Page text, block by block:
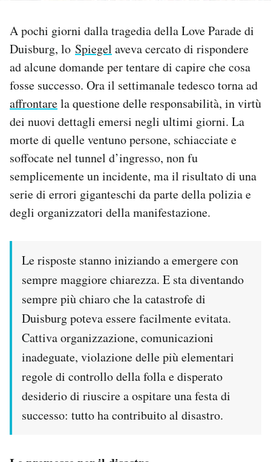
SHOP
CALENDARIO
AREA PERSONALE
Area Personale
Regala il Post
Hai bisogno di aiuto?
A pochi giorni dalla tragedia della Love Parade di
Duisburg, lo Spiegel aveva cercato di rispondere
ad alcune domande per tentare di capire che cosa
fosse successo. Ora il settimanale tedesco torna ad
affrontarela questione delle responsabilità, in virtù
dei nuovi dettagli emersi negli ultimi giorni. La
morte di quelle ventuno persone, schiacciate e
soffocate nel tunnel d’ingresso, non fu
semplicemente un incidente, ma il risultato di una
serie di errori giganteschi da parte della polizia e
degli organizzatori della manifestazione.
Le risposte stanno iniziando a emergere con
sempre maggiore chiarezza. E sta diventando
sempre più chiaro che la catastrofe di
Duisburg poteva essere facilmente evitata.
Cattiva organizzazione, comunicazioni
inadeguate, violazione delle più elementari
regole di controllo della folla e disperato
desiderio di riuscire a ospitare una festa di
successo: tutto ha contribuito al disastro.